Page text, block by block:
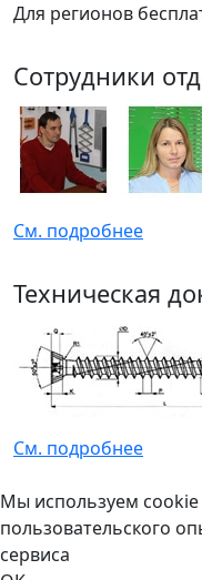
Для регионов
Сотрудники
См. подробнее
Техническая
См. подробнее
Мы используем
пользовательского
сервиса